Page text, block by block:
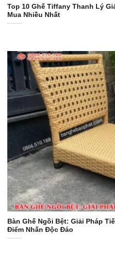
Top 10 Ghế Tiffany Thanh Lý
Mua Nhiều Nhất
Bàn Ghế Ngồi Bệt: Giải Pháp
Điểm Nhấn Độc Đáo